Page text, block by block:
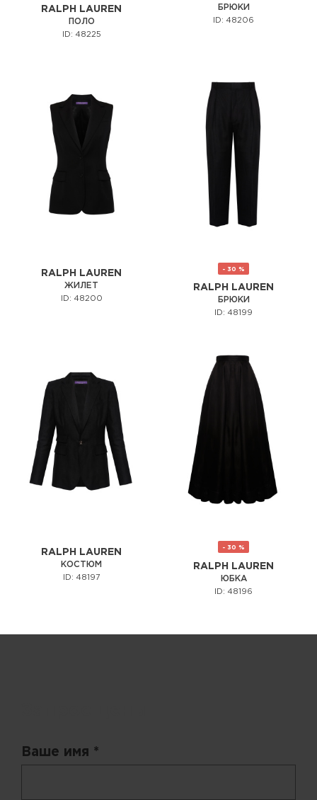
RALPH LAUREN
ПОЛО
ID: 48225
БРЮКИ
ID: 48206
RALPH LAUREN
ЖИЛЕТ
ID: 48200
- 30 %
RALPH LAUREN
БРЮКИ
ID: 48199
RALPH LAUREN
КОСТЮМ
ID: 48197
- 30 %
RALPH LAUREN
ЮБКА
ID: 48196
Ваше имя *